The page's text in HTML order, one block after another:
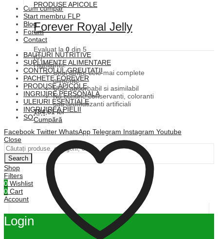
PRODUSE APICOLE
Forever Royal Jelly
Evaluat la 0 din 5
(0)
Highlights:
Unul dintre cele mai complete
alimente
Usor absorbabil si asimilabil
Nu contine conservanti, coloranti
sau aromatizanti artificiali
184,61lei
Cumpără
Cum cumpăr
Start membru FLP
Blog
Forum
Contact
BAUTURI NUTRITIVE
SUPLIMENTE ALIMENTARE
CONTROLUL GREUTATII
PACHETE FOREVER
PRODUSE APICOLE
INGRIJIRE PERSONALA
ULEIURI ESENTIALE
INGRIJIREA PIELII
SONYA
Facebook Twitter WhatsApp Telegram Instagram Youtube
Close
Search
Shop
Filters
0 Wishlist
0 Cart
Account
Login